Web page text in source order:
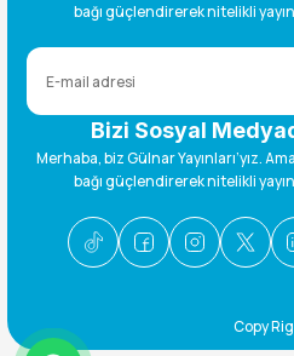
bağı güçlendirerek nitelikli
Bizi Sosyal
Merhaba, biz Gülnar Yayınları’yız.
bağı güçlendirerek nitelikli
Copy